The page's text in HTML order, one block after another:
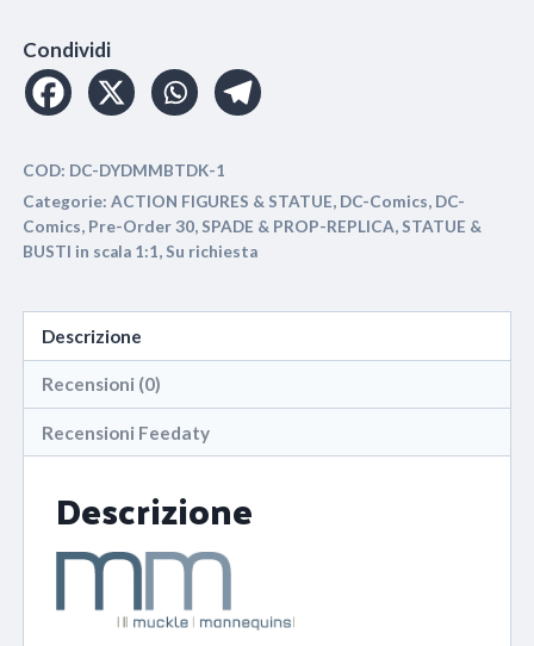
Dark
Knight
Batman
Size
Statue
(Dimensioni
189cm
quantità
Condividi
COD: DC-DYDMMBTDK-1
Categorie:ACTION FIGURES & STATUE, DC-Comics, DC-
Comics, Pre-Order 30, SPADE & PROP-REPLICA, STATUE &
BUSTI in scala 1:1, Su richiesta
Descrizione
Recensioni (0)
Recensioni Feedaty
Descrizione